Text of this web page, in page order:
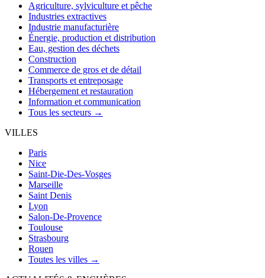
Agriculture, sylviculture et pêche
Industries extractives
Industrie manufacturière
Énergie, production et distribution
Eau, gestion des déchets
Construction
Commerce de gros et de détail
Transports et entreposage
Hébergement et restauration
Information et communication
Tous les secteurs →
VILLES
Paris
Nice
Saint-Die-Des-Vosges
Marseille
Saint Denis
Lyon
Salon-De-Provence
Toulouse
Strasbourg
Rouen
Toutes les villes →